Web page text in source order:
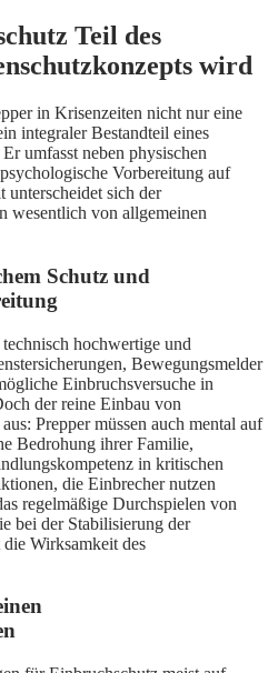
Teil des
wird
in Krisenzeiten nicht nur eine
integraler Bestandteil eines
umfasst neben physischen
Vorbereitung auf
sich der
wesentlich von allgemeinen
Schutz und
hochwertige und
Bewegungsmelder
Einbruchsversuche in
der reine Einbau von
Prepper müssen auch mental auf
Bedrohung ihrer Familie,
in kritischen
die Einbrecher nutzen
regelmäßige Durchspielen von
bei der Stabilisierung der
Wirksamkeit des